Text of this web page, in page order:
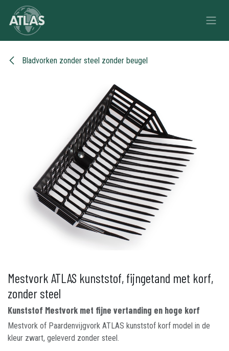
Overslaan naar inhoud
Bladvorken zonder steel zonder beugel
Mestvork ATLAS kunststof, fijngetand met korf,
zonder steel
Kunststof Mestvork met fijne vertanding en hoge korf
Mestvork of Paardenvijgvork ATLAS kunststof korf model in de
kleur zwart, geleverd zonder steel.